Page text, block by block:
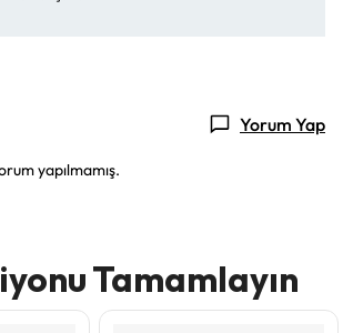
Yorum Yap
yapılmamış.
Tamamlayın